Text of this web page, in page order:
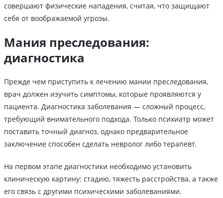
совершают физические нападения, считая, что защищают
себя от воображаемой угрозы.
Мания преследования:
диагностика
Прежде чем приступить к лечению мании преследования,
врач должен изучить симптомы, которые проявляются у
пациента. Диагностика заболевания — сложный процесс,
требующий внимательного подхода. Только психиатр может
поставить точный диагноз, однако предварительное
заключение способен сделать невролог либо терапевт.
На первом этапе диагностики необходимо установить
клиническую картину: стадию, тяжесть расстройства, а также
его связь с другими психическими заболеваниями.